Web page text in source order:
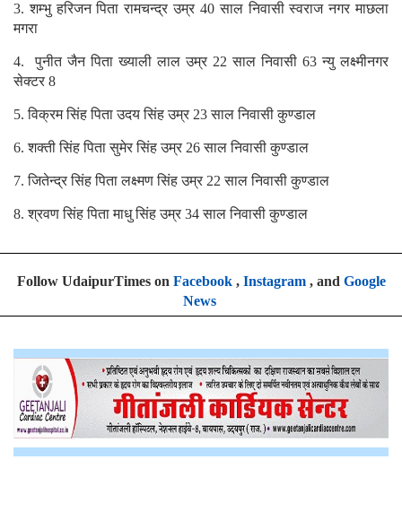
3. शम्भु हरिजन पिता रामचन्द्र उम्र 40 साल निवासी स्वराज नगर माछला
मगरा
4. पुनीत जैन पिता ख्याली लाल उम्र 22 साल निवासी 63 न्यु लक्ष्मीनगर
सेक्टर 8
5. विक्रम सिंह पिता उदय सिंह उम्र 23 साल निवासी कुण्डाल
6. शक्ती सिंह पिता सुमेर सिंह उम्र 26 साल निवासी कुण्डाल
7. जितेन्द्र सिंह पिता लक्ष्मण सिंह उम्र 22 साल निवासी कुण्डाल
8. श्रवण सिंह पिता माधु सिंह उम्र 34 साल निवासी कुण्डाल
Follow UdaipurTimes on Facebook, Instagram, and Google
News